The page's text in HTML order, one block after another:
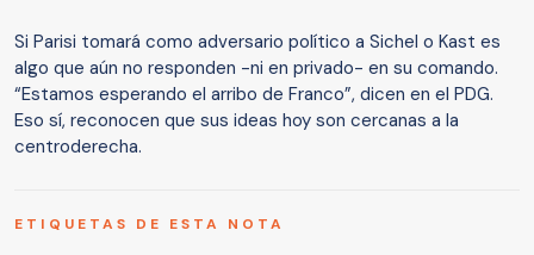
Si Parisi tomará como adversario político a Sichel o Kast es
algo que aún no responden -ni en privado- en su comando.
“Estamos esperando el arribo de Franco”, dicen en el PDG.
Eso sí, reconocen que sus ideas hoy son cercanas a la
centroderecha.
ETIQUETAS DE ESTA NOTA